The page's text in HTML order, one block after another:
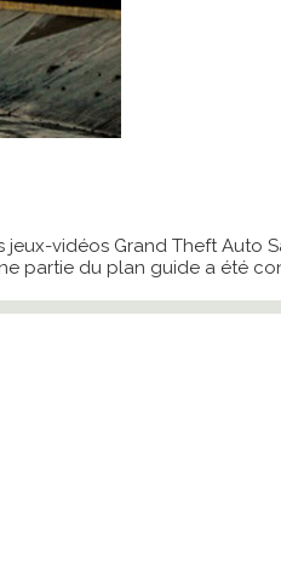
vidéos Grand Theft Auto
partie du plan guide a été